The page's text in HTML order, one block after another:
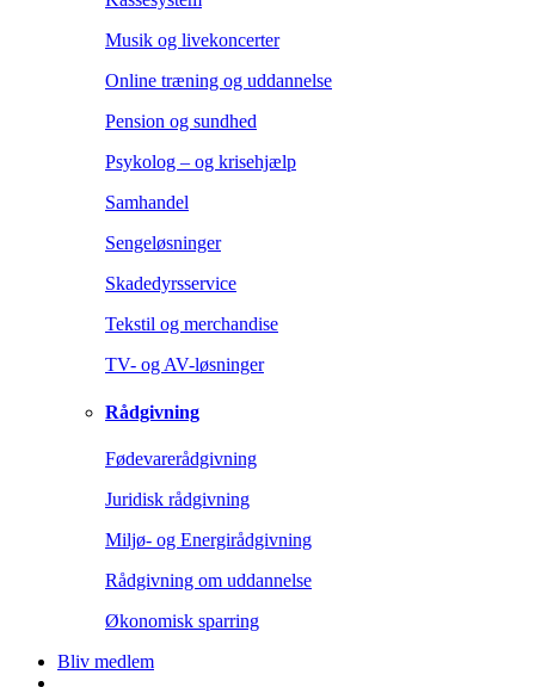
Musik og livekoncerter
Online træning og uddannelse
Pension og sundhed
Psykolog – og krisehjælp
Samhandel
Sengeløsninger
Skadedyrsservice
Tekstil og merchandise
TV- og AV-løsninger
Rådgivning
Fødevarerådgivning
Juridisk rådgivning
Miljø- og Energirådgivning
Rådgivning om uddannelse
Økonomisk sparring
Bliv medlem